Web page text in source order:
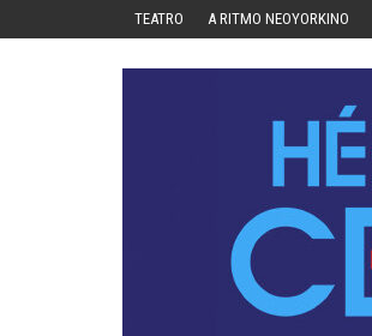
TEATRO A RITMO NEOYORKINO